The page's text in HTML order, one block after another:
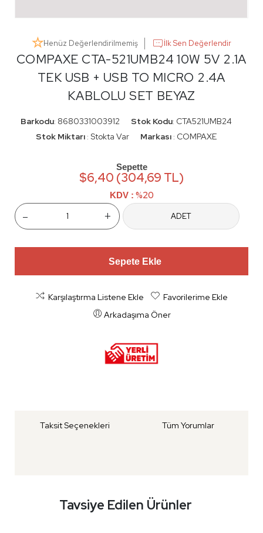
COMPAXE CTA-521UMB24 10W 5V 2.1A
TEK USB + USB TO MICRO 2.4A
KABLOLU SET BEYAZ
Henüz Değerlendirilmemiş İlk Sen Değerlendir
Barkodu: 8680331003912 Stok Kodu: CTA521UMB24
Stok Miktarı : Stokta Var Markası : COMPAXE
Sepette
$6,40 (304,69 TL)
KDV : %20
- + ADET
Sepete Ekle
Karşılaştırma Listene Ekle
Favorilerime Ekle
Arkadaşıma Öner
Taksit Seçenekleri Tüm Yorumlar
Tavsiye Edilen Ürünler